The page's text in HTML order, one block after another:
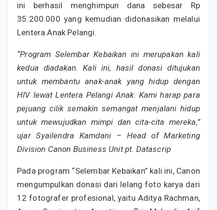
ini berhasil menghimpun dana sebesar Rp
35.200.000 yang kemudian didonasikan melalui
Lentera Anak Pelangi.
“Program Selembar Kebaikan ini merupakan kali
kedua diadakan. Kali ini, hasil donasi ditujukan
untuk membantu anak-anak yang hidup dengan
HIV lewat Lentera Pelangi Anak. Kami harap para
pejuang cilik semakin semangat menjalani hidup
untuk mewujudkan mimpi dan cita-cita mereka,”
ujar Syailendra Kamdani – Head of Marketing
Division Canon Business Unit pt. Datascrip
Pada program “Selembar Kebaikan” kali ini, Canon
mengumpulkan donasi dari lelang foto karya dari
12 fotografer profesional, yaitu Aditya Rachman,